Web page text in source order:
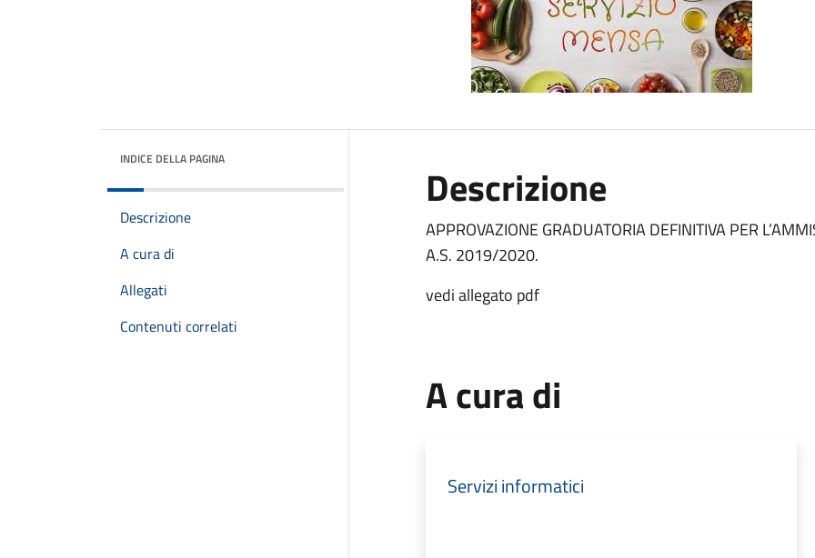
INDICE DELLA PAGINA
Descrizione
A cura di
Allegati
Contenuti correlati
Descrizione
APPROVAZIONE GRADUATORIA DEFINITIVA PER
A.S. 2019/2020.
vedi allegato pdf
A cura di
Servizi informatici